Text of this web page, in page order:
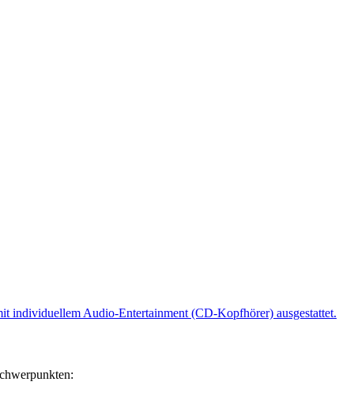
individuellem Audio-Entertainment (CD-Kopfhörer) ausgestattet.